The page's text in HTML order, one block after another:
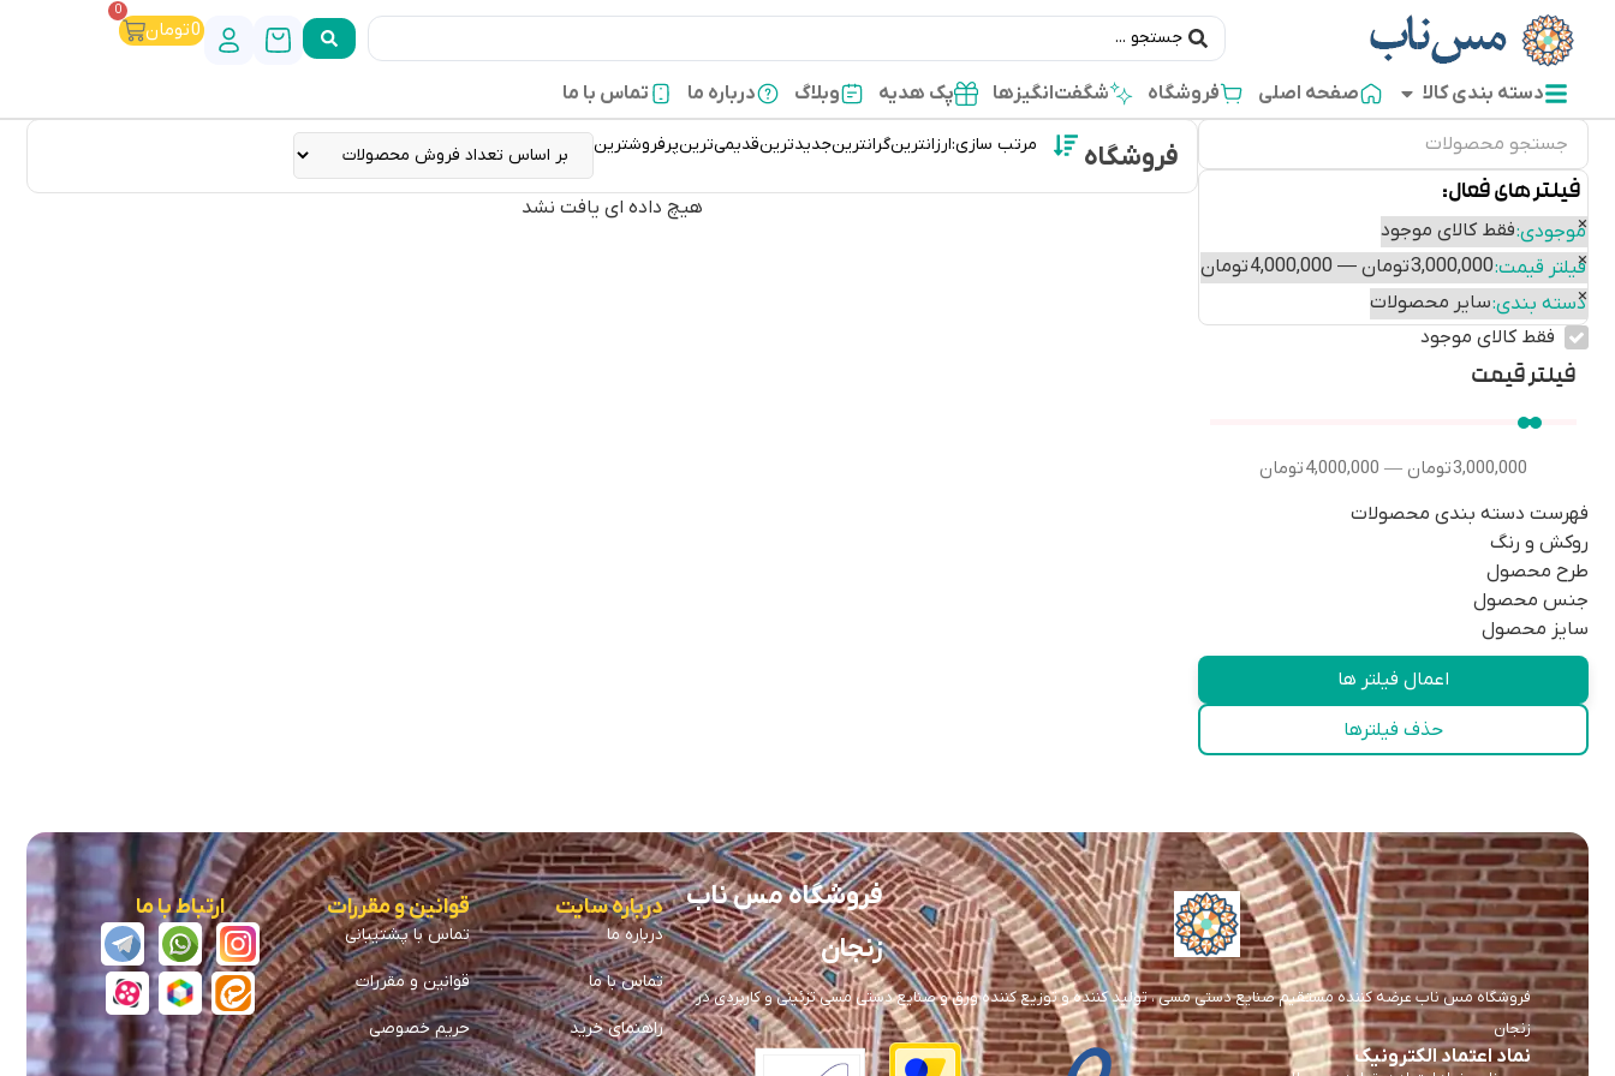
0تومان
0
دسته بندی کالا صفحه اصلی فروشگاه شگفت‌انگیزها پک هدیه وبلاگ درباره ما تماس با ما
فیلتر های فعال:
موجودی:فقط کالای موجود
×
فیلتر قیمت:3,000,000 تومان — 4,000,000 تومان
×
دسته بندی:سایر محصولات
×
فقط کالای موجود
فیلتر قیمت
3,000,000تومان —
4,000,000تومان
فهرست دسته بندی محصولات
روکش و رنگ
طرح محصول
جنس محصول
سایز محصول
اعمال فیلتر ها
حذف فیلترها
فروشگاه مرتب سازی:ارزانترینگرانترینجدیدترینقدیمی‌ترینپرفروشترین
هیچ داده ای یافت نشد
فروشگاه مس ناب
زنجان
فروشگاه مس ناب عرضه کننده مستقیم صنایع دستی مسی ، تولید کننده و توزیع کننده ورق و صنایع دستی مسی تزئینی و کاربردی در
زنجان
نماد اعتماد الکترونیک
درباره سایت
درباره ما
تماس با ما
راهنمای خرید
قوانین و مقررات
تماس با پشتیبانی
قوانین و مقررات
حریم خصوصی
ارتباط با ما